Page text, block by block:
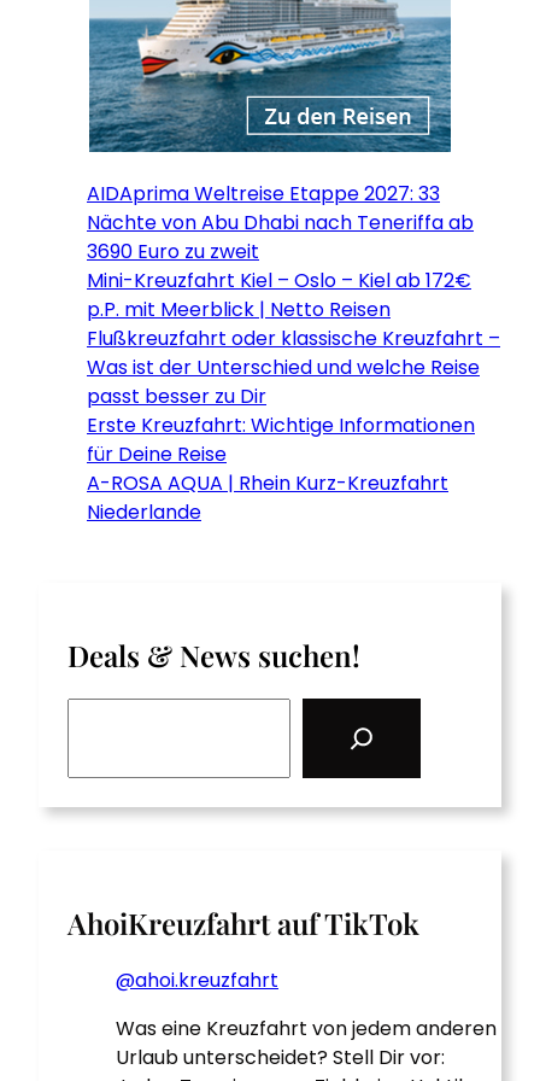
AIDAprima Weltreise Etappe 2027: 33
Nächte von Abu Dhabi nach Teneriffa ab
3690 Euro zu zweit
Mini-Kreuzfahrt Kiel – Oslo – Kiel ab 172€
p.P. mit Meerblick | Netto Reisen
Flußkreuzfahrt oder klassische Kreuzfahrt –
Was ist der Unterschied und welche Reise
passt besser zu Dir
Erste Kreuzfahrt: Wichtige Informationen
für Deine Reise
A-ROSA AQUA | Rhein Kurz-Kreuzfahrt
Niederlande
Deals & News suchen!
AhoiKreuzfahrt auf TikTok
@ahoi.kreuzfahrt
Was eine Kreuzfahrt von jedem anderen
Urlaub unterscheidet? Stell Dir vor: